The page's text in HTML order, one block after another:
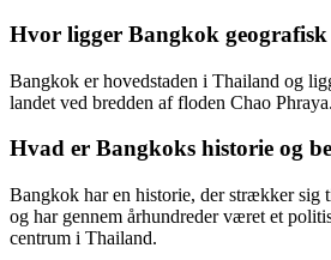
Hvor ligger Bangkok geografisk
Bangkok er hovedstaden i Thailand og
landet ved bredden af floden Chao Phraya.
Hvad er Bangkoks historie og
Bangkok har en historie, der strækker sig
og har gennem århundreder været et
centrum i Thailand.